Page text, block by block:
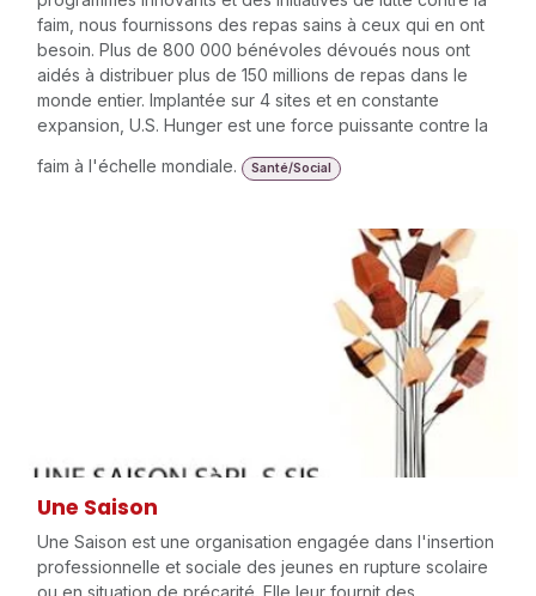
U.S. Hunger
U.S. Hunger, également connu sous le nom de "Feeding
lucratif dont la mission est "Nourrir les familles aujourd'hui
faim, nous fournissons des repas sains à ceux qui en ont
besoin. Plus de 800 000 bénévoles dévoués nous ont
aidés à distribuer plus de 150 millions de repas dans le
monde entier. Implantée sur 4 sites et en constante
expansion, U.S. Hunger est une force puissante contre la